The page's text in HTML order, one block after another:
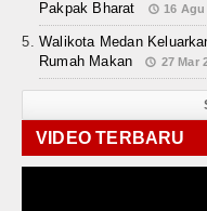
Pakpak Bharat
16 Agu
Walikota Medan
Rumah Makan
27 Mar
VIDEO TERBARU